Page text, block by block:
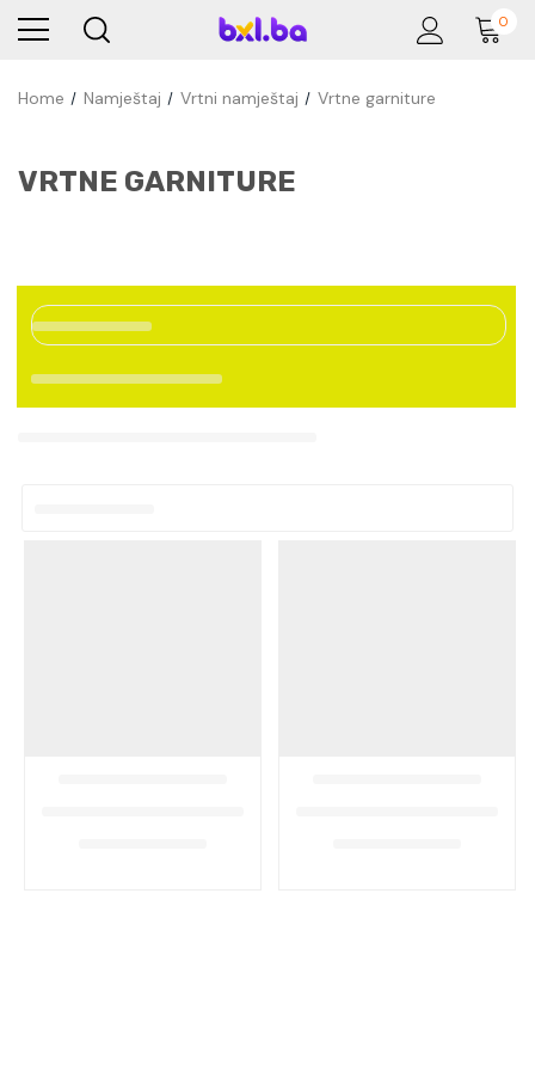
0
Home Namještaj Vrtni namještaj Vrtne garniture
VRTNE GARNITURE